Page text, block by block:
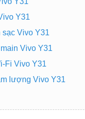
Y31
sạc Vivo Y31
Vivo Y31
Fi Vivo Y31
lượng Vivo Y31